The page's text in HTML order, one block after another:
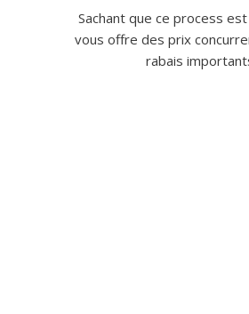
Sachant que ce process
vous offre des prix
rabais